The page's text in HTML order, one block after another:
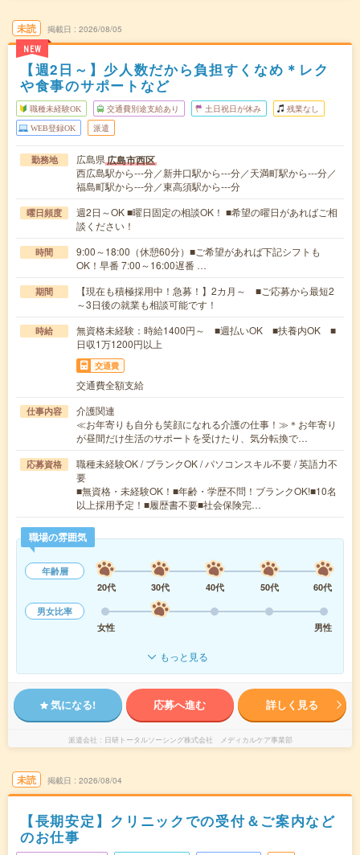
未読
NEW
掲載日 2026/08/05
【週2日～】少人数だから負担すくなめ＊レク
や食事のサポートなど
職種未経験OK 交通費別途支給あり 土日祝日が休み 残業なし
WEB登録OK 派遣
勤務地 広島県広島市西区
西広島駅から---分／新井口駅から---分／天満町駅から---分／
福島町駅から---分／東高須駅から---分
曜日頻度
週2日～OK ■曜日固定の相談OK！ ■希望の曜日があればご相
談ください！
時間
9:00～18:00（休憩60分）■ご希望があれば下記シフトも
OK！早番 7:00～16:00遅番 …
期間
【現在も積極採用中！急募！】2カ月～ ■ご応募から最短2
～3日後の就業も相談可能です！
時給
無資格未経験：時給1400円～ ■週払いOK ■扶養内OK ■
日収1万1200円以上
交通費
交通費全額支給
仕事内容
介護関連
≪お年寄りも自分も笑顔になれる介護の仕事！≫＊お年寄り
が昼間だけ生活のサポートを受けたり、気分転換で…
応募資格
職種未経験OK / ブランクOK / パソコンスキル不要 / 英語力不
要
■無資格・未経験OK！■年齢・学歴不問！ブランクOK!■10名
以上採用予定！■履歴書不要■社会保険完…
職場の雰囲気
年齢層
20代
30代 40代 50代
60代
男女比率
女性
男性
もっと見る
気になる! 応募へ進む 詳しく見る
派遣会社 日研トータルソーシング株式会社 メディカルケア事業部
未読 掲載日 2026/08/04
【長期安定】クリニックでの受付＆ご案内など
のお仕事